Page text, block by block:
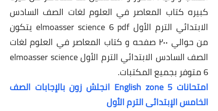
كبيره كتاب المعاصر في العلوم لغات الصف السادس
الابتدائي الترم الأول elmoasser science 6 pdf يتكون
من حوالي ٢٠٠ صفحه و كتاب المعاصر في العلوم لغات
الصف السادس الابتدائي الترم الأول elmoasser science
6 متوفر بجميع المكتبات.
امتحانات 5 English zone انجلش زون بالإجابات الصف
الخامس الإبتدائى الترم الأول